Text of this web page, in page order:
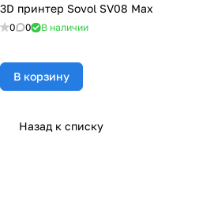
3D принтер Sovol SV08 Max
0 0 В наличии
В корзину
Назад к списку